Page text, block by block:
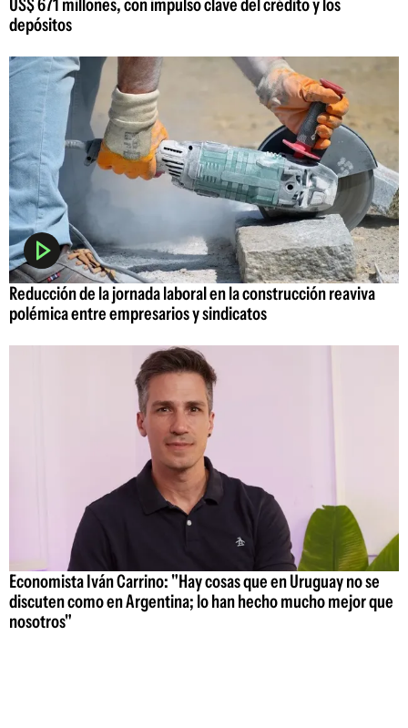
US$ 671 millones, con impulso clave del crédito y los
depósitos
Reducción de la jornada laboral en la construcción reaviva
polémica entre empresarios y sindicatos
Economista Iván Carrino: "Hay cosas que en Uruguay no se
discuten como en Argentina; lo han hecho mucho mejor que
nosotros"